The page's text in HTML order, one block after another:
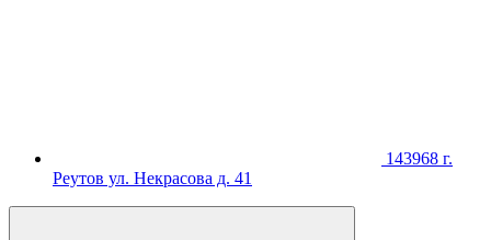
143968 г.
Реутов ул. Некрасова д. 41